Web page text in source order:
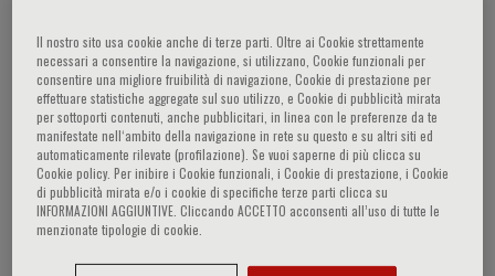
Participaciones del ponente
Il nostro sito usa cookie anche di terze parti. Oltre ai Cookie strettamente
necessari a consentire la navigazione, si utilizzano, Cookie funzionali per
consentire una migliore fruibilità di navigazione, Cookie di prestazione per
effettuare statistiche aggregate sul suo utilizzo, e Cookie di pubblicità mirata
per sottoporti contenuti, anche pubblicitari, in linea con le preferenze da te
manifestate nell‘ambito della navigazione in rete su questo e su altri siti ed
automaticamente rilevate (profilazione). Se vuoi saperne di più clicca su
Cookie policy. Per inibire i Cookie funzionali, i Cookie di prestazione, i Cookie
di pubblicità mirata e/o i cookie di specifiche terze parti clicca su
INFORMAZIONI AGGIUNTIVE. Cliccando ACCETTO acconsenti all’uso di tutte le
menzionate tipologie di cookie.